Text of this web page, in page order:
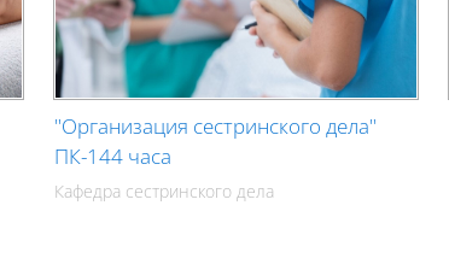
"Организация сестринского дела"
ПК-144 часа
Кафедра сестринского дела